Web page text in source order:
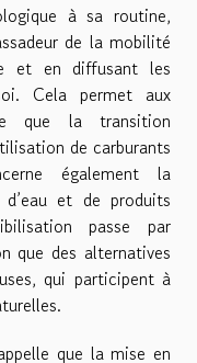
à sa routine,
de la mobilité
et en diffusant les
Cela permet aux
que la transition
de carburants
également la
et de produits
passe par
que des alternatives
qui participent à
que la mise en